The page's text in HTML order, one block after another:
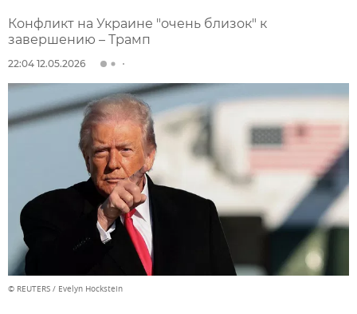
Конфликт на Украине "очень близок" к
завершению – Трамп
22:04 12.05.2026
© REUTERS / Evelyn Hockstein